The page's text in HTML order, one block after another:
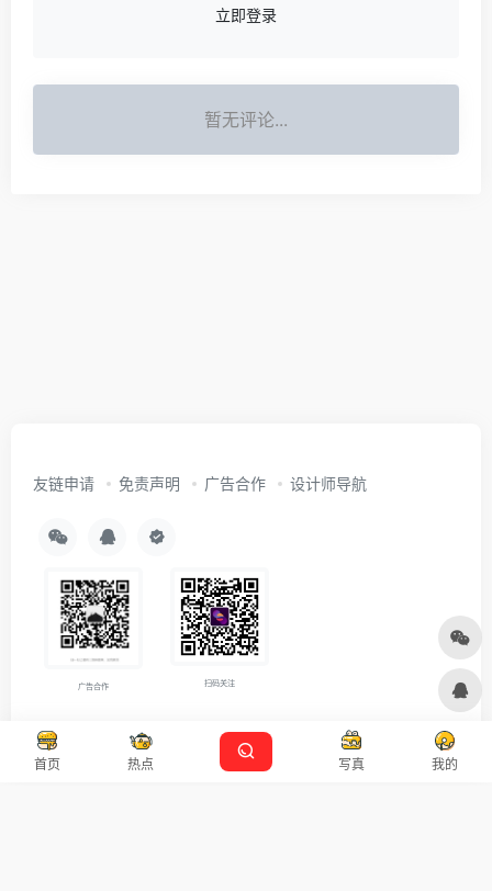
立即登录
暂无评论...
首页 热点 写真 我的
友链申请 免责声明 广告合作 设计师导航
广告合作 扫码关注
Copyright © 2026沪ICP备2021007899号-5 Designed by 设计资源